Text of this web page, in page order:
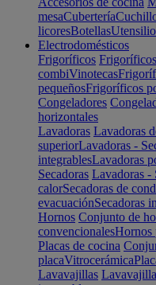
mesaCubertería
licoresBotellas
Electrodomésticos
Frigoríficos
combiVinotecas
pequeñosFrigoríficos
Congeladores
horizontales
Lavadoras Lavadoras
superiorLavadoras -
integrablesLavadoras
Secadoras Lavadoras -
calorSecadoras de
evacuaciónSecadoras
Hornos Conjunto de
convencionalesHornos
Placas de cocina
placaVitrocerámica
Lavavajillas